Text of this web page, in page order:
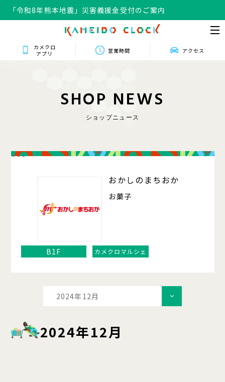
「令和8年熊本地震」災害義援金受付のご案内
カメクロ
アプリ
営業時間 アクセス
SHOP NEWS
ショップニュース
008
おかしのまちおか
お菓子
B1F カメクロマルシェ
2024年12月
2024年12月